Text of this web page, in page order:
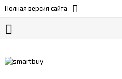
Полная версия сайта